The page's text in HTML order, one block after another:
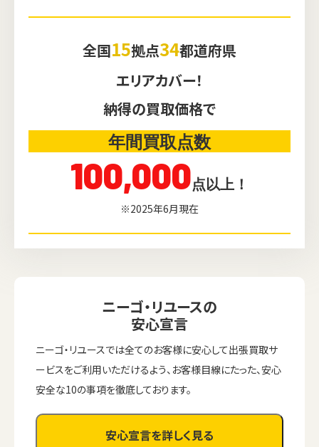
全国15拠点34都道府県
エリアカバー！
納得の買取価格で
年間買取点数
100,000点以上！
※2025年6月現在
ニーゴ・リユースの
安心宣言
ニーゴ・リユースでは全てのお客様に安心して出張買取サ
ービスをご利用いただけるよう、お客様目線にたった、安心
安全な10の事項を徹底しております。
安心宣言を詳しく見る